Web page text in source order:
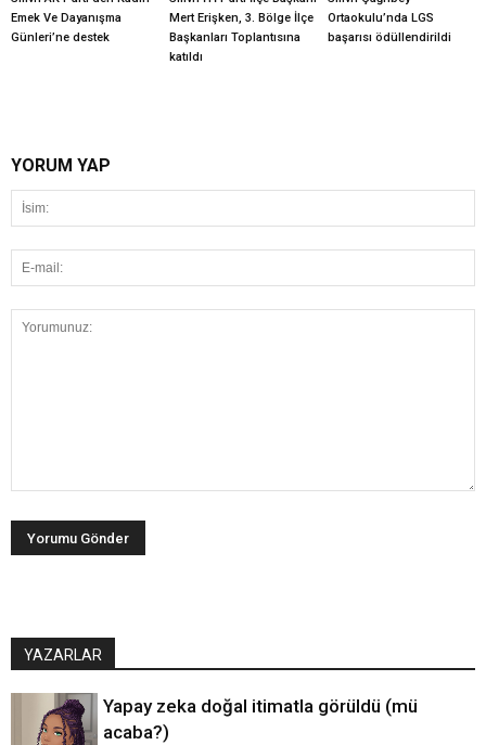
Emek Ve Dayanışma
Günleri’ne destek
Mert Erişken, 3. Bölge İlçe
Başkanları Toplantısına
katıldı
Ortaokulu’nda LGS
başarısı ödüllendirildi
YORUM YAP
YAZARLAR
Yapay zeka doğal itimatla görüldü (mü
acaba?)